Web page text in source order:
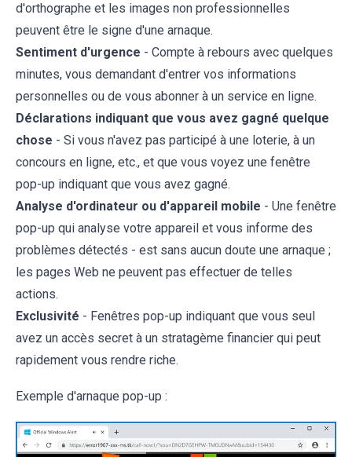
d'orthographe et les images non professionnelles
peuvent être le signe d'une arnaque.
Sentiment d'urgence - Compte à rebours avec quelques
minutes, vous demandant d'entrer vos informations
personnelles ou de vous abonner à un service en ligne.
Déclarations indiquant que vous avez gagné quelque
chose - Si vous n'avez pas participé à une loterie, à un
concours en ligne, etc., et que vous voyez une fenêtre
pop-up indiquant que vous avez gagné.
Analyse d'ordinateur ou d'appareil mobile - Une fenêtre
pop-up qui analyse votre appareil et vous informe des
problèmes détectés - est sans aucun doute une arnaque ;
les pages Web ne peuvent pas effectuer de telles
actions.
Exclusivité - Fenêtres pop-up indiquant que vous seul
avez un accès secret à un stratagème financier qui peut
rapidement vous rendre riche.
Exemple d'arnaque pop-up :